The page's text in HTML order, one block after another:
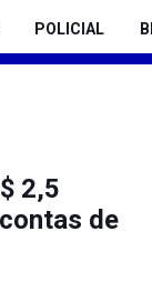
POLICIAL
2,5
de